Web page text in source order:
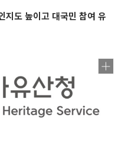
지도 높이고 대국민 참여 유